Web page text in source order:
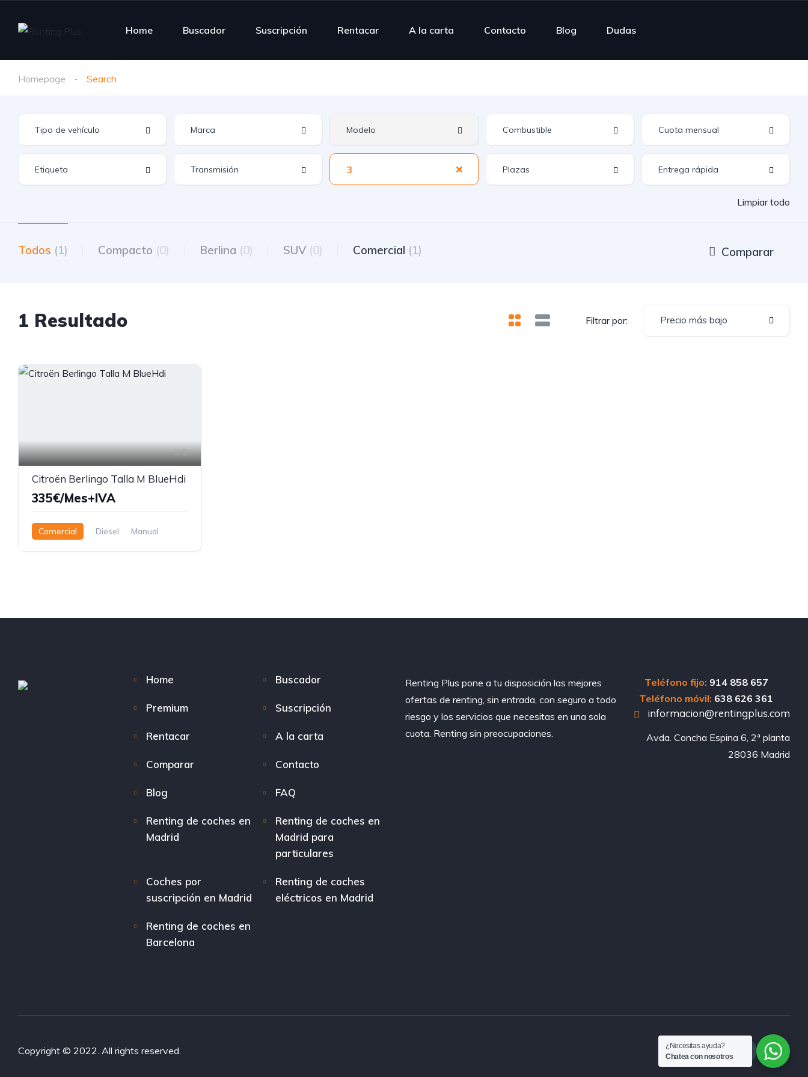
Home Buscador Suscripción Rentacar A la carta Contacto Blog Dudas
Homepage Search
3
Limpiar todo
Todos (1) Compacto (0) Berlina (0) SUV (0) Comercial (1) Comparar
1 Resultado Filtrar por: Precio más bajo
5
Citroën Berlingo Talla M BlueHdi
335€/Mes+IVA
Comercial Diesel Manual
Home Buscador
Premium Suscripción
Rentacar A la carta
Comparar Contacto
Blog FAQ
Renting de coches en
Madrid
Renting de coches en
Madrid para
particulares
Coches por
suscripción en Madrid
Renting de coches
eléctricos en Madrid
Renting de coches en
Barcelona
Renting Plus pone a tu disposición las mejores
ofertas de renting, sin entrada, con seguro a todo
riesgo y los servicios que necesitas en una sola
cuota. Renting sin preocupaciones.
Teléfono fijo: 914 858 657
Teléfono móvil: 638 626 361
informacion@rentingplus.com
Avda. Concha Espina 6, 2ª planta
28036 Madrid
Copyright © 2022. All rights reserved.
¿Necesitas ayuda?
Chatea con nosotros